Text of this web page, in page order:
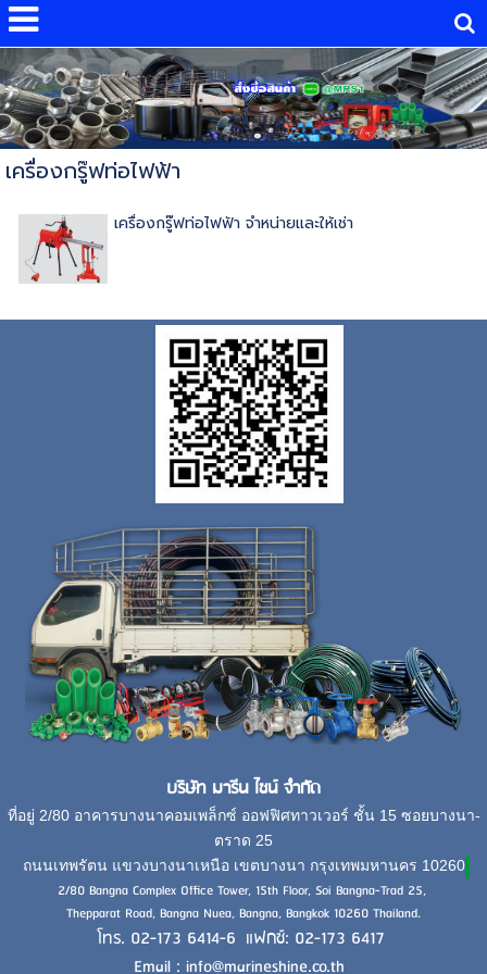
เครื่องกรู๊ฟท่อไฟฟ้า
เครื่องกรู๊ฟท่อไฟฟ้า จำหน่ายและให้เช่า
บริษัท มารีน ไชน์ จำกัด
ที่อยู่ 2/80 อาคารบางนาคอมเพล็กซ์ ออฟฟิศทาวเวอร์ ชั้น 15 ซอยบางนา-
ตราด 25
ถนนเทพรัตน แขวงบางนาเหนือ เขตบางนา กรุงเทพมหานคร 10260
2/80 Bangna Complex Office Tower, 15th Floor, Soi Bangna-Trad 25,
Thepparat Road, Bangna Nuea, Bangna, Bangkok 10260 Thailand.
โทร. 02-173 6414-6 แฟกซ์: 02-173 6417
Email : info@marineshine.co.th